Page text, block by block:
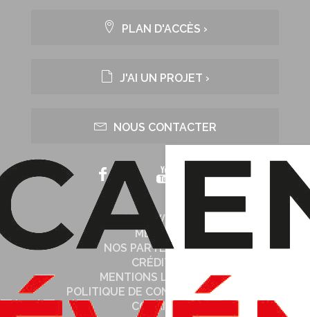
PLAN D'ACCÈS ›
J'AI UN PROJET ›
NOUS CONTACTER
NOTRE WEB TV
MÉDIAS
NOS PARTENAIRES
CRÉDITS
MENTIONS LÉGALES
POLITIQUE DE CONFIDENTIALITÉ
COOKIES